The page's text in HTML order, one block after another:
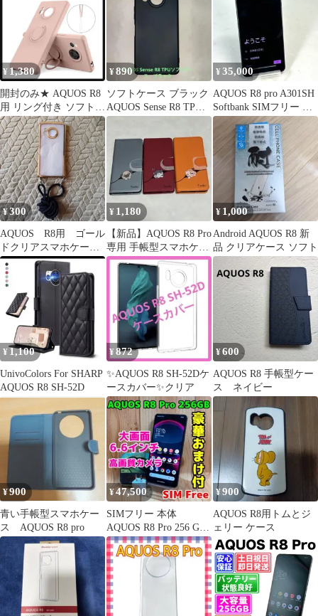
¥ 1,380
開封のみ★ AQUOS R8
用 リング付き ソフトケ
ース (ピンク)
¥890
ソフトケース ブラック
AQUOS Sense R8 TPU
ソフトケース(黒)
¥35,000
AQUOS R8 pro A301SH
Softbank SIMフリー ネ
ットワーク利用制限〇
湘南台店
¥300
AQUOS R8用 ゴール
ドクリアスマホケース
ショルダーストラップ
¥ 1,180
【新品】AQUOS R8 Pro
専用 手帳型スマホケー
ス 3個セット
¥ 1,000
Android AQUOS R8 新
品 クリアケース ソフト
¥ 1,100
UnivoColors For SHARP
AQUOS R8 SH-52D
¥ 872
✨️AQUOS R8 SH-52Dケ
ースカバー✨️クリア
¥600
AQUOS R8 手帳型ケー
ス ネイビー
¥900
青い手帳型スマホケー
ス AQUOS R8 pro
¥47,500
SIMフリー 本体
AQUOS R8 Pro 256 GB
269 ブラック
¥900
AQUOS R8用トムとジ
ェリー ケース